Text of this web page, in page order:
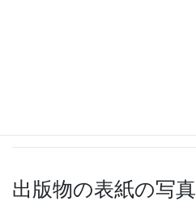
出版物の表紙の写真